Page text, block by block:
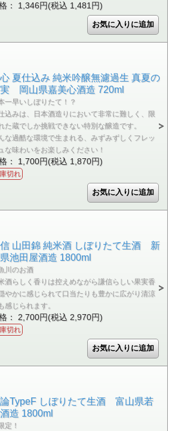
： 1,346円(税込 1,481円)
夏仕込み 純米吟醸無濾過生 真夏の
岡山県嘉美心酒造 720ml
一早いしぼりたて！？
込みは、日本酒造りにおいて非常に難しく、限
た蔵でしか挑戦できない特別な醸造です。
な過酷な環境で生まれる、みずみずしくフレッ
な味わいをお楽しみください！
： 1,700円(税込 1,870円)
切れ
山田錦 純米酒 しぼりたて生酒 新
池田屋酒造 1800ml
川のお酒
酒らしく香りは控えめながら謙信らしい果実香
やかに感じられて口当たりも豊かに広がり清涼
感じられます。
： 2,700円(税込 2,970円)
切れ
TypeF しぼりたて生酒 富山県若
造 1800ml
定！